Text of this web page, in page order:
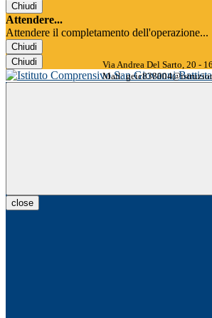
Chiudi
Attendere...
Attendere il completamento dell'operazione...
Chiudi
Chiudi
Via Andrea Del Sarto, 20 -
Mail:
close